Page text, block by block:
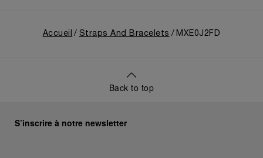
Accueil Straps And Bracelets MXE0J2FD
Back to top
S’inscrire à notre newsletter